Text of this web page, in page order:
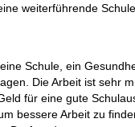
weiterführende
Schule, ein
Die Arbeit ist sehr
für eine gute
bessere Arbeit zu